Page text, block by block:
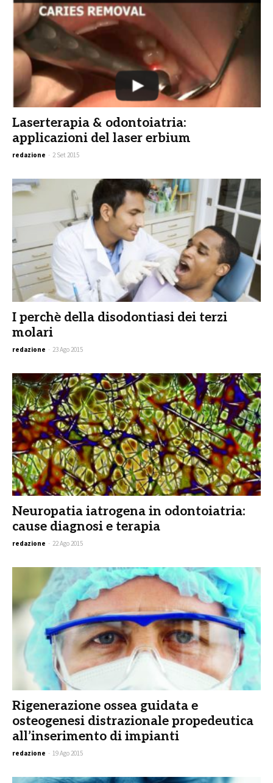
Laserterapia & odontoiatria:
applicazioni del laser erbium
redazione - 2 Set 2015
I perchè della disodontiasi dei terzi
molari
redazione - 23 Ago 2015
Neuropatia iatrogena in odontoiatria:
cause diagnosi e terapia
redazione - 22 Ago 2015
Rigenerazione ossea guidata e
osteogenesi distrazionale propedeutica
all’inserimento di impianti
redazione - 19 Ago 2015